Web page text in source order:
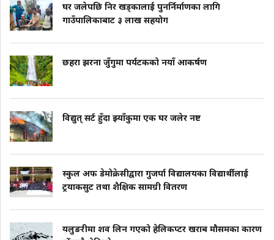
घर जलेपछि निर खड्कालाई पुनर्निर्माणका लागि
गाउँपालिकाबाट ३ लाख सहयोग
छहरा झरना जुँगुमा पर्यटकको नयाँ आकर्षण
विद्युत् सर्ट हुँदा झ्याँकुमा एक घर जलेर नष्ट
स्कुल अफ डेमोक्रेसीद्वारा गुजर्पा विद्यालयका विद्यार्थीलाई
ट्रयाकसुट तथा शैक्षिक सामग्री वितरण
यलुङरीमा शव लिन गएको हेलिकप्टर खराब मौसमका कारण